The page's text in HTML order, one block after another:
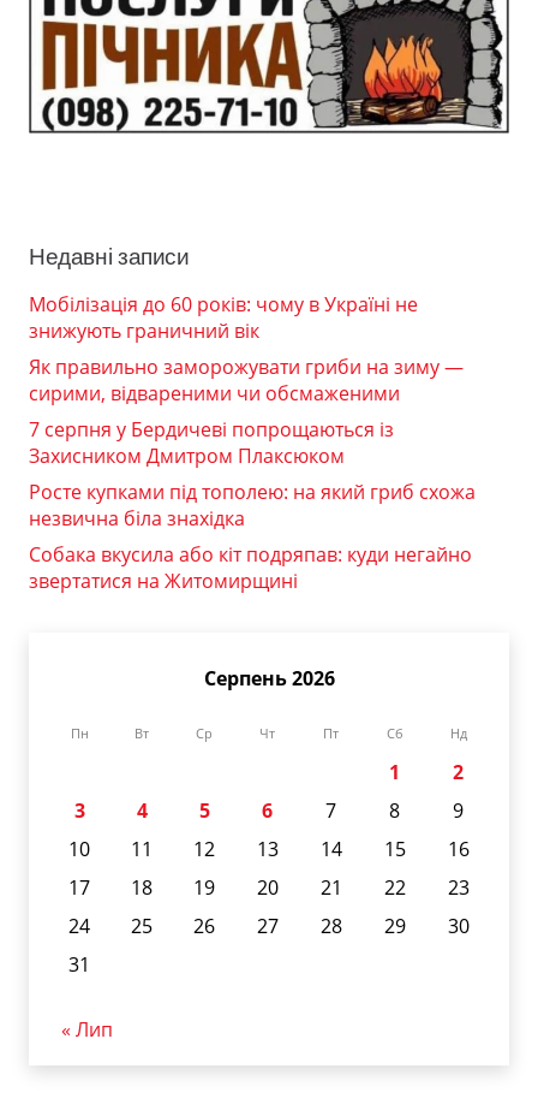
Недавні записи
Мобілізація до 60 років: чому в Україні не
знижують граничний вік
Як правильно заморожувати гриби на зиму —
сирими, відвареними чи обсмаженими
7 серпня у Бердичеві попрощаються із
Захисником Дмитром Плаксюком
Росте купками під тополею: на який гриб схожа
незвична біла знахідка
Собака вкусила або кіт подряпав: куди негайно
звертатися на Житомирщині
Серпень 2026
Пн Вт Ср Чт Пт Сб Нд
1
2
3
4 5 6 7 8
9
10
11 12 13 14 15
16
17
18 19 20 21 22
23
24
25 26 27 28 29
30
31
« Лип